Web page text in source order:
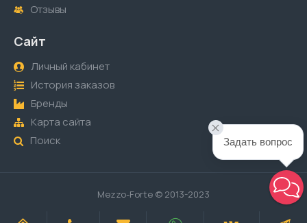
Отзывы
Сайт
Личный кабинет
История заказов
Бренды
Карта сайта
Поиск
Mezzo-Forte © 2013-2023
Задать вопрос